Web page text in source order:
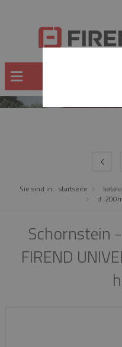
Sie sind in: startseite
d:
Schornstein
FIREND